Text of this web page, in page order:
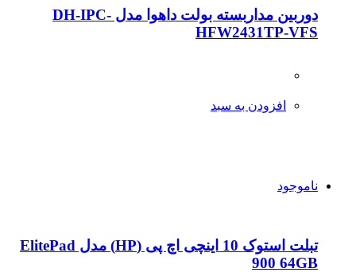
دوربین مداربسته بولت داهوا مدل DH-IPC-
HFW2431TP-VFS
افزودن به سبد
ناموجود
تبلت استوک 10 اینچی اچ پی (HP) مدل ElitePad
900 64GB